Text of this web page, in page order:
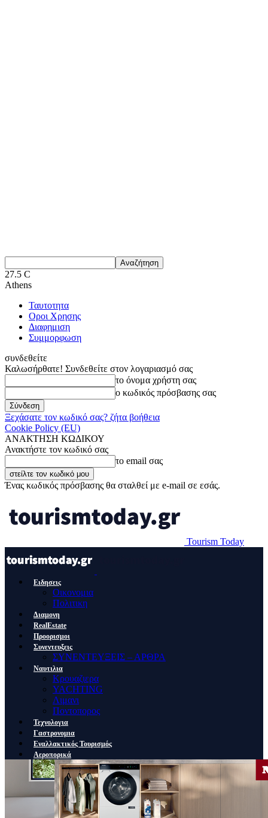
27.5 C
Athens
Ταυτοτητα
Οροι Χρησης
Διαφημιση
Συμμορφωση
συνδεθείτε
Καλωσήρθατε! Συνδεθείτε στον λογαριασμό σας
το όνομα χρήστη σας
ο κωδικός πρόσβασης σας
Ξεχάσατε τον κωδικό σας? ζήτα βοήθεια
Cookie Policy (EU)
ΑΝΑΚΤΗΣΗ ΚΩΔΙΚΟΥ
Ανακτήστε τον κωδικό σας
το email σας
Ένας κωδικός πρόσβασης θα σταλθεί με e-mail σε εσάς.
Tourism Today
Ειδησεις
Οικονομια
Πολιτικη
Διαμονη
RealEstate
Προορισμοι
Συνεντευξεις
ΣΥΝΕΝΤΕΥΞΕΙΣ – ΑΡΘΡΑ
Ναυτιλια
Κρουαζιερα
YACHTING
Λιμανι
Ποντοπορος
Τεχνολογια
Γαστρονομια
Εναλλακτικός Τουρισμός
Αεροπορικά